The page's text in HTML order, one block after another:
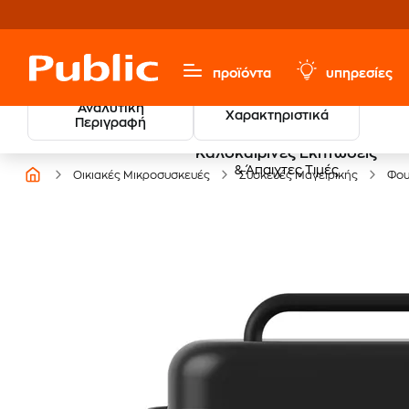
προϊόντα υπηρεσίες
Αναλυτική
Περιγραφή
Χαρακτηριστικά
Καλοκαιρινές Εκπτώσεις
& Άπαιχτες Τιμές
Οικιακές Μικροσυσκευές Συσκευές Μαγειρικής